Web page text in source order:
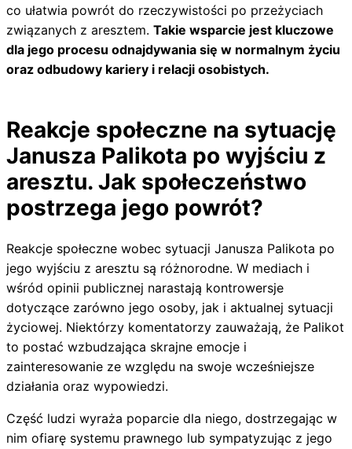
co ułatwia powrót do rzeczywistości po przeżyciach
związanych z aresztem. Takie wsparcie jest kluczowe
dla jego procesu odnajdywania się w normalnym życiu
oraz odbudowy kariery i relacji osobistych.
Reakcje społeczne na sytuację
Janusza Palikota po wyjściu z
aresztu. Jak społeczeństwo
postrzega jego powrót?
Reakcje społeczne wobec sytuacji Janusza Palikota po
jego wyjściu z aresztu są różnorodne. W mediach i
wśród opinii publicznej narastają kontrowersje
dotyczące zarówno jego osoby, jak i aktualnej sytuacji
życiowej. Niektórzy komentatorzy zauważają, że Palikot
to postać wzbudzająca skrajne emocje i
zainteresowanie ze względu na swoje wcześniejsze
działania oraz wypowiedzi.
Część ludzi wyraża poparcie dla niego, dostrzegając w
nim ofiarę systemu prawnego lub sympatyzując z jego